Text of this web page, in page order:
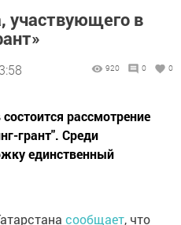
участвующего в
920 0 0
рассмотрение
грант". Среди
единственный
сообщает, что